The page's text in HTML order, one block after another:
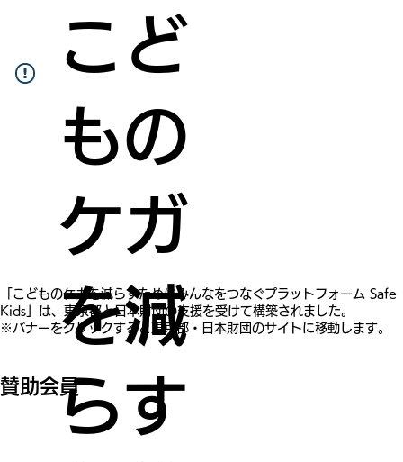
こど
もの
ケガ
を減
らす
​「こどものケガを減らすためにみんなをつなぐプラットフォーム Safe
Kids」は、東京都と日本財団の支援を受けて構築されました。
※バナーをクリックすると東京都・日本財団のサイトに移動します。
賛助会員